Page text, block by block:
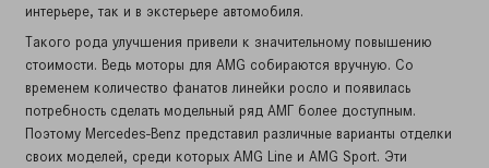
интерьере, так и в экстерьере автомобиля.
Такого рода улучшения привели к значительному повышению
стоимости. Ведь моторы для AMG собираются вручную. Со
временем количество фанатов линейки росло и появилась
потребность сделать модельный ряд АМГ более доступным.
Поэтому Mercedes-Benz представил различные варианты отделки
своих моделей, среди которых AMG Line и AMG Sport. Эти